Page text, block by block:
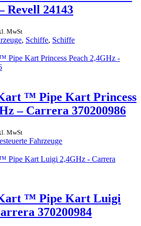
Revell 24143
€.
MwSt
, Schiffe, Schiffe
™ Pipe Kart Princess
– Carrera 370200986
€.
MwSt
Fahrzeuge
™ Pipe Kart Luigi
370200984